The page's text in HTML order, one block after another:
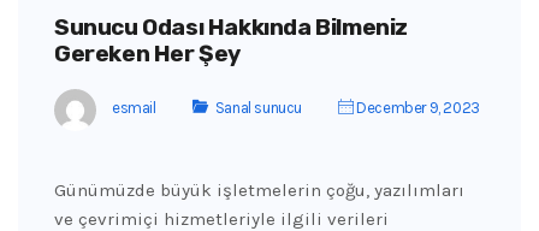
Sunucu Odası Hakkında Bilmeniz
Gereken Her Şey
esmail Sanal sunucu December 9, 2023
Günümüzde büyük işletmelerin çoğu, yazılımları
ve çevrimiçi hizmetleriyle ilgili verileri